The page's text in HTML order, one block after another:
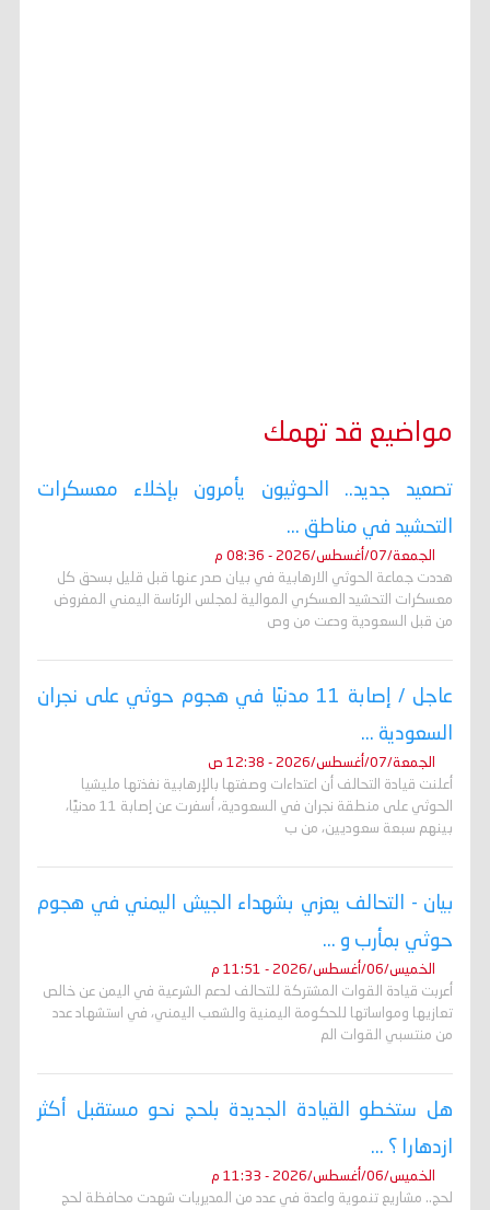
مواضيع قد تهمك
تصعيد جديد.. الحوثيون يأمرون بإخلاء معسكرات
التحشيد في مناطق ...
الجمعة/07/أغسطس/2026 - 08:36 م
هددت جماعة الحوثي الارهابية في بيان صدر عنها قبل قليل بسحق كل
معسكرات التحشيد العسكري الموالية لمجلس الرئاسة اليمني المفروض
من قبل السعودية ودعت من وص
عاجل / إصابة 11 مدنيًا في هجوم حوثي على نجران
السعودية ...
الجمعة/07/أغسطس/2026 - 12:38 ص
أعلنت قيادة التحالف أن اعتداءات وصفتها بالإرهابية نفذتها مليشيا
الحوثي على منطقة نجران في السعودية، أسفرت عن إصابة 11 مدنيًا،
بينهم سبعة سعوديين، من ب
بيان - التحالف يعزي بشهداء الجيش اليمني في هجوم
حوثي بمأرب و ...
الخميس/06/أغسطس/2026 - 11:51 م
أعربت قيادة القوات المشتركة للتحالف لدعم الشرعية في اليمن عن خالص
تعازيها ومواساتها للحكومة اليمنية والشعب اليمني، في استشهاد عدد
من منتسبي القوات الم
هل ستخطو القيادة الجديدة بلحج نحو مستقبل أكثر
ازدهارا ؟ ...
الخميس/06/أغسطس/2026 - 11:33 م
لحج.. مشاريع تنموية واعدة في عدد من المديريات شهدت محافظة لحج